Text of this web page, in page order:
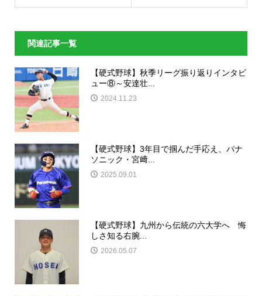
関連記事一覧
【硬式野球】秋季リーグ振り返りインタビ
ュー⑧～安達壮...
2024.11.23
【硬式野球】3年目で掴んだ手応え、パナ
ソニック・宮﨑...
2025.09.01
【硬式野球】九州から伝統の六大学へ 悔
しさ知る右腕...
2026.05.07